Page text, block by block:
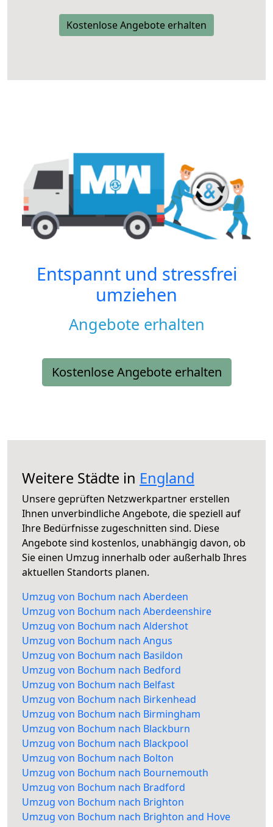
Kostenlose Angebote erhalten
Entspannt und stressfrei
umziehen
Angebote erhalten
Kostenlose Angebote erhalten
Weitere Städte in England
Unsere geprüften Netzwerkpartner erstellen
Ihnen unverbindliche Angebote, die speziell auf
Ihre Bedürfnisse zugeschnitten sind. Diese
Angebote sind kostenlos, unabhängig davon, ob
Sie einen Umzug innerhalb oder außerhalb Ihres
aktuellen Standorts planen.
Umzug von Bochum nach Aberdeen
Umzug von Bochum nach Aberdeenshire
Umzug von Bochum nach Aldershot
Umzug von Bochum nach Angus
Umzug von Bochum nach Basildon
Umzug von Bochum nach Bedford
Umzug von Bochum nach Belfast
Umzug von Bochum nach Birkenhead
Umzug von Bochum nach Birmingham
Umzug von Bochum nach Blackburn
Umzug von Bochum nach Blackpool
Umzug von Bochum nach Bolton
Umzug von Bochum nach Bournemouth
Umzug von Bochum nach Bradford
Umzug von Bochum nach Brighton
Umzug von Bochum nach Brighton and Hove